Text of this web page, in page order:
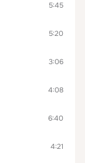
5:45
5:20
3:06
4:08
6:40
4:21